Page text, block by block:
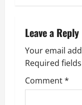
a
v
i
g
Leave a Reply
Your email
Required
Comment*